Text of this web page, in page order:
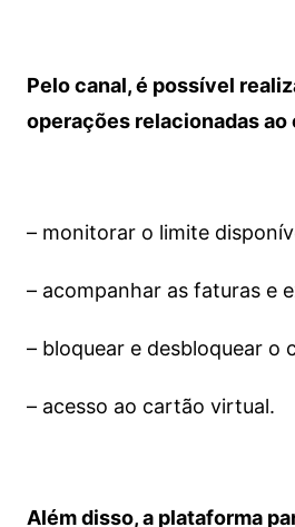
Pelo canal, é possível
operações relacionadas ao
– monitorar o limite
– acompanhar as faturas e
– bloquear e desbloquear o
– acesso ao cartão virtual.
Além disso, a plataforma